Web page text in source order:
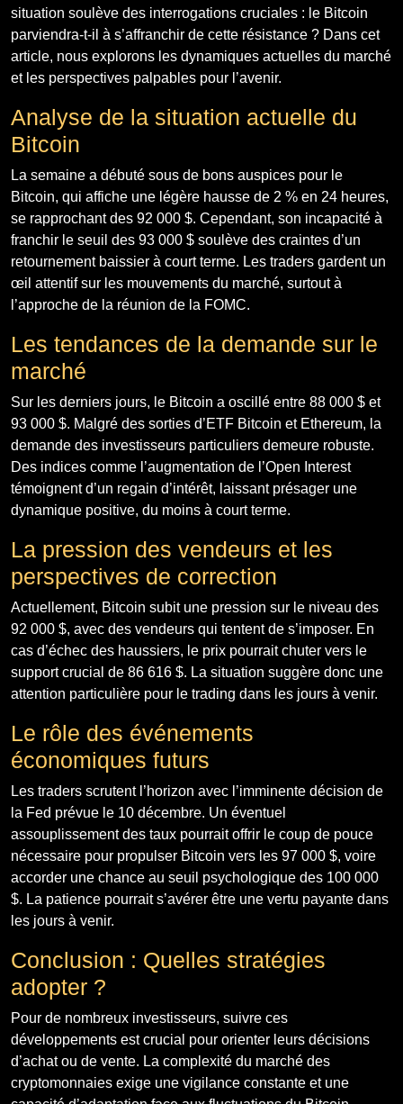
situation soulève des interrogations cruciales : le Bitcoin
parviendra-t-il à s’affranchir de cette résistance ? Dans cet
article, nous explorons les dynamiques actuelles du marché
et les perspectives palpables pour l’avenir.
Analyse de la situation actuelle du
Bitcoin
La semaine a débuté sous de bons auspices pour le
Bitcoin, qui affiche une légère hausse de 2 % en 24 heures,
se rapprochant des 92 000 $. Cependant, son incapacité à
franchir le seuil des 93 000 $ soulève des craintes d’un
retournement baissier à court terme. Les traders gardent un
œil attentif sur les mouvements du marché, surtout à
l’approche de la réunion de la FOMC.
Les tendances de la demande sur le
marché
Sur les derniers jours, le Bitcoin a oscillé entre 88 000 $ et
93 000 $. Malgré des sorties d’ETF Bitcoin et Ethereum, la
demande des investisseurs particuliers demeure robuste.
Des indices comme l’augmentation de l’Open Interest
témoignent d’un regain d’intérêt, laissant présager une
dynamique positive, du moins à court terme.
La pression des vendeurs et les
perspectives de correction
Actuellement, Bitcoin subit une pression sur le niveau des
92 000 $, avec des vendeurs qui tentent de s’imposer. En
cas d’échec des haussiers, le prix pourrait chuter vers le
support crucial de 86 616 $. La situation suggère donc une
attention particulière pour le trading dans les jours à venir.
Le rôle des événements
économiques futurs
Les traders scrutent l’horizon avec l’imminente décision de
la Fed prévue le 10 décembre. Un éventuel
assouplissement des taux pourrait offrir le coup de pouce
nécessaire pour propulser Bitcoin vers les 97 000 $, voire
accorder une chance au seuil psychologique des 100 000
$. La patience pourrait s’avérer être une vertu payante dans
les jours à venir.
Conclusion : Quelles stratégies
adopter ?
Pour de nombreux investisseurs, suivre ces
développements est crucial pour orienter leurs décisions
d’achat ou de vente. La complexité du marché des
cryptomonnaies exige une vigilance constante et une